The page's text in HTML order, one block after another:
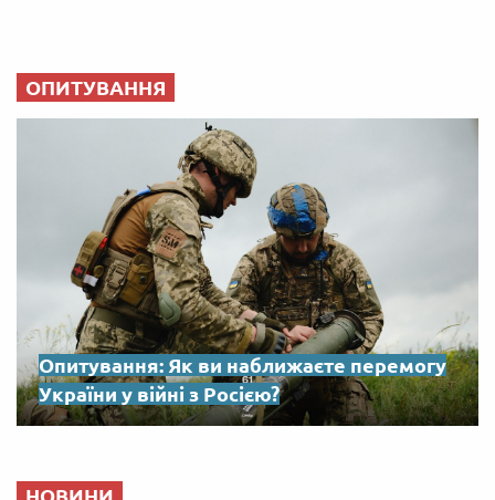
ОПИТУВАННЯ
Опитування: Як ви наближаєте перемогу
України у війні з Росією?